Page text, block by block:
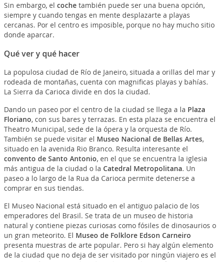
Sin embargo, el cochetambién puede ser una buena opción,
siempre y cuando tengas en mente desplazarte a playas
cercanas. Por el centro es imposible, porque no hay mucho sitio
donde aparcar.
Qué ver y qué hacer
La populosa ciudad de Río de Janeiro, situada a orillas del mar y
rodeada de montañas, cuenta con magnificas playas y bahías.
La Sierra da Carioca divide en dos la ciudad.
Dando un paseo por el centro de la ciudad se llega a la Plaza
Floriano, con sus bares y terrazas. En esta plaza se encuentra el
Theatro Municipal, sede de la ópera y la orquesta de Río.
También se puede visitar el Museo Nacional de Bellas Artes,
situado en la avenida Rio Branco. Resulta interesante el
convento de Santo Antonio, en el que se encuentra la iglesia
más antigua de la ciudad o la Catedral Metropolitana. Un
paseo a lo largo de la Rua da Carioca permite detenerse a
comprar en sus tiendas.
El Museo Nacional está situado en el antiguo palacio de los
emperadores del Brasil. Se trata de un museo de historia
natural y contiene piezas curiosas como fósiles de dinosaurios o
un gran meteorito. El Museo de Folklore Edson Carneiro
presenta muestras de arte popular. Pero si hay algún elemento
de la ciudad que no deja de ser visitado por ningún viajero es el